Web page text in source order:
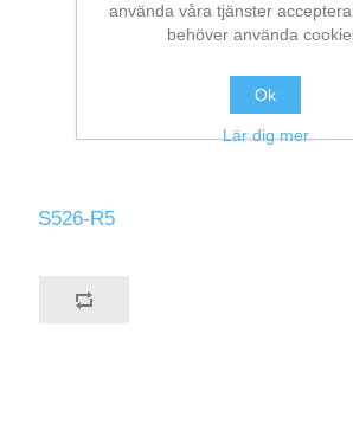
S526-R5
använda våra tjänster
behöver använda
Ok
Lär dig mer